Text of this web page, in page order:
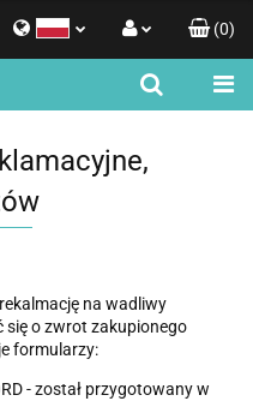
Zaloguj się
Dodaj zgłoszenie
(0)
na wadliwy
się o zwrot zakupionego
formularzy:
- został przygotowany w